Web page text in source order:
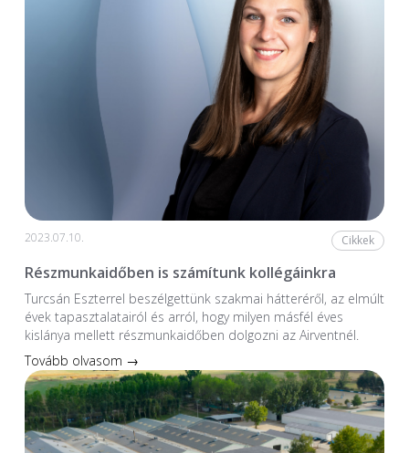
2023.07.10. Cikkek
Részmunkaidőben is számítunk kollégáinkra
Turcsán Eszterrel beszélgettünk szakmai hátteréről, az elmúlt
évek tapasztalatairól és arról, hogy milyen másfél éves
kislánya mellett részmunkaidőben dolgozni az Airventnél.
Tovább olvasom →